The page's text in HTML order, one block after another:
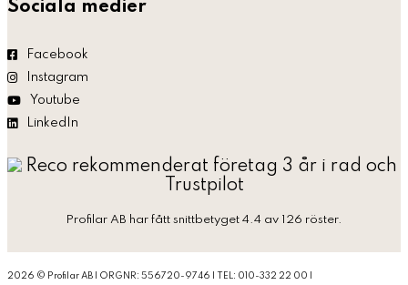
Sociala medier
Facebook
Instagram
Youtube
LinkedIn
Profilar AB har fått snittbetyget 4.4 av 126 röster.
2026 © Profilar AB | ORGNR: 556720-9746 | TEL: 010-332 22 00 |